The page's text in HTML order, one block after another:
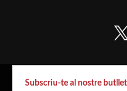
Aquest lloc web emmagatzema
Subscriu-te al nostre